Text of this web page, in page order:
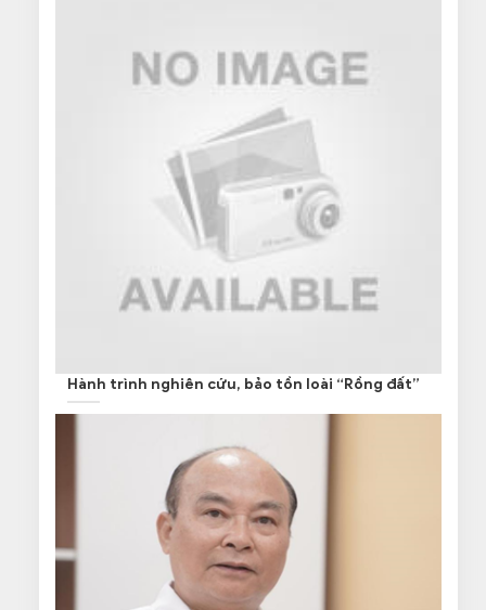
Hành trình nghiên cứu, bảo tồn loài “Rồng đất”